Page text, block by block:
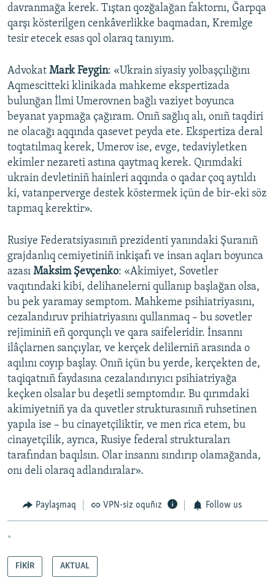
davranmağa kerek. Tıştan qozğalağan faktornı, Ğarpqa
qarşı kösterilgen cenkâverlikke baqmadan, Kremlge
tesir etecek esas qol olaraq tanıyım.
Advokat Mark Feygin: «Ukrain siyasiy yolbaşçılığını
Aqmescitteki klinikada mahkeme ekspertizada
bulunğan İlmi Umerovnen bağlı vaziyet boyunca
beyanat yapmağa çağıram. Onıñ sağlıq alı, onıñ taqdiri
ne olacağı aqqında qasevet peyda ete. Ekspertiza deral
toqtatılmaq kerek, Umerov ise, evge, tedaviyletken
ekimler nezareti astına qaytmaq kerek. Qırımdaki
ukrain devletiniñ hainleri aqqında o qadar çoq aytıldı
ki, vatanperverge destek köstermek içün de bir-eki söz
tapmaq kerektir».
Rusiye Federatsiyasınıñ prezidenti yanındaki Şuranıñ
grajdanlıq cemiyetiniñ inkişafı ve insan aqları boyunca
azası Maksim Şevçenko: «Akimiyet, Sovetler
vaqıtındaki kibi, delihanelerni qullanıp başlağan olsa,
bu pek yaramay semptom. Mahkeme psihiatriyasını,
cezalandıruv prihiatriyasını qullanmaq – bu sovetler
rejiminiñ eñ qorqunçlı ve qara saifeleridir. İnsannı
ilâçlarnen sançıylar, ve kerçek delilerniñ arasında o
aqılını coyıp başlay. Onıñ içün bu yerde, kerçekten de,
taqiqatnıñ faydasına cezalandırıyıcı psihiatriyağa
keçken olsalar bu deşetli semptomdır. Bu qırımdaki
akimiyetniñ ya da quvetler strukturasınıñ ruhsetinen
yapıla ise – bu cinayetçiliktir, ve men rica etem, bu
cinayetçilik, ayrıca, Rusiye federal strukturaları
tarafından baqılsın. Olar insannı sındırıp olamağanda,
onı deli olaraq adlandıralar».
Paylaşmaq VPN-siz oquñız Follow us
*
FİKİR AKTUAL